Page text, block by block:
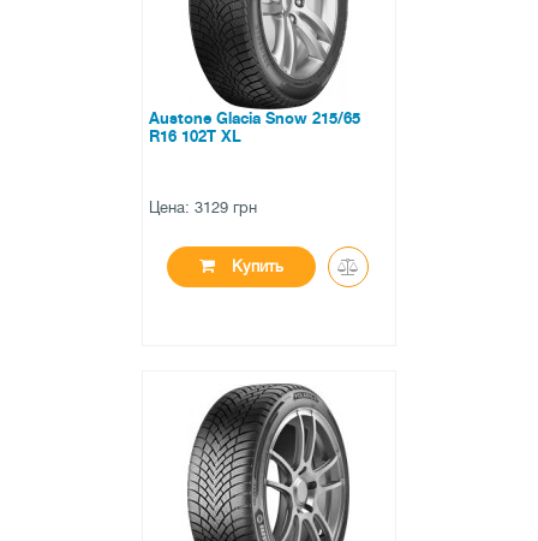
Austone Glacia Snow 215/65
R16 102T XL
Цена: 3129 грн
Купить
есть в наличии
0 отзывов